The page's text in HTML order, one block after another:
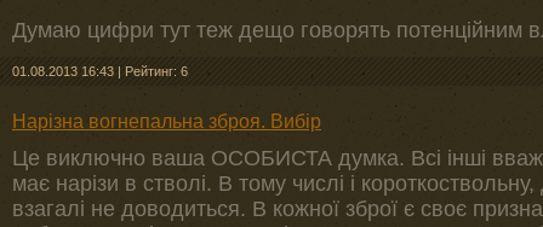
Думаю цифри тут теж дещо говорять потенційним
01.08.2013 16:43 | Рейтинг: 6
Нарізна вогнепальна зброя. Вибір
Це виключно ваша ОСОБИСТА думка. Всі інші
має нарізи в стволі. В тому числі і
взагалі не доводиться. В кожної зброї є своє